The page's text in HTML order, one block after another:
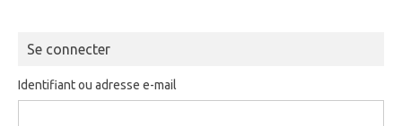
Se connecter
Identifiant ou adresse e-mail